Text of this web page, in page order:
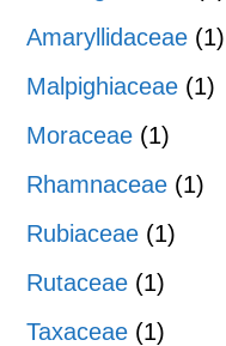
Amaryllidaceae (1)
Malpighiaceae (1)
Moraceae (1)
Rhamnaceae (1)
Rubiaceae (1)
Rutaceae (1)
Taxaceae (1)